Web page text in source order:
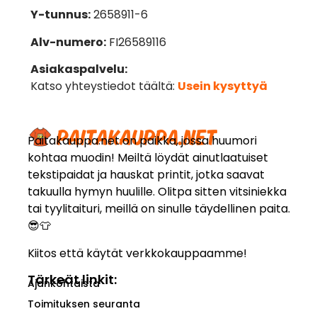
Paitakauppa.net on paikka, jossa huumori
kohtaa muodin! Meiltä löydät ainutlaatuiset
tekstipaidat ja hauskat printit, jotka saavat
takuulla hymyn huulille. Olitpa sitten vitsiniekka
tai tyylitaituri, meillä on sinulle täydellinen paita.
😎👕
Kiitos että käytät verkkokauppaamme!
Tärkeät linkit:
Ajankohtaista
Toimituksen seuranta
Y-tunnus:2658911-6
Alv-numero:FI26589116
Asiakaspalvelu:
Katso yhteystiedot täältä: Usein kysyttyä